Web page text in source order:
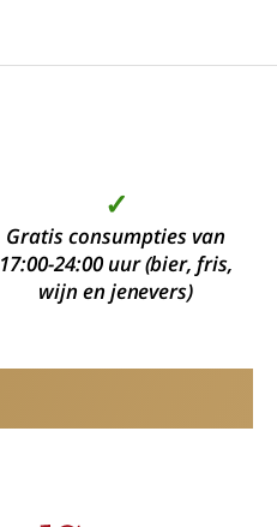
✓
Gratis consumpties van
17:00-24:00 uur (bier, fris,
wijn en jenevers)